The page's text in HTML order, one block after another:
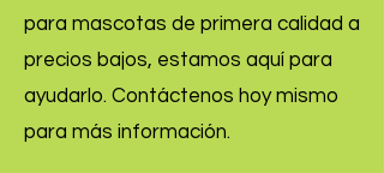
para mascotas de primera calidad a
precios bajos, estamos aquí para
ayudarlo. Contáctenos hoy mismo
para más información.